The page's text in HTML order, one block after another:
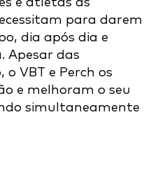
para darem
dia após dia e
Apesar das
VBT e Perch os
e melhoram o seu
simultaneamente